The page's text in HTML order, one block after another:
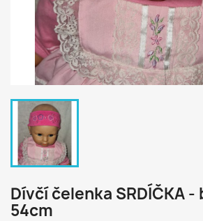
Dívčí čelenka SRDÍČKA -
54cm